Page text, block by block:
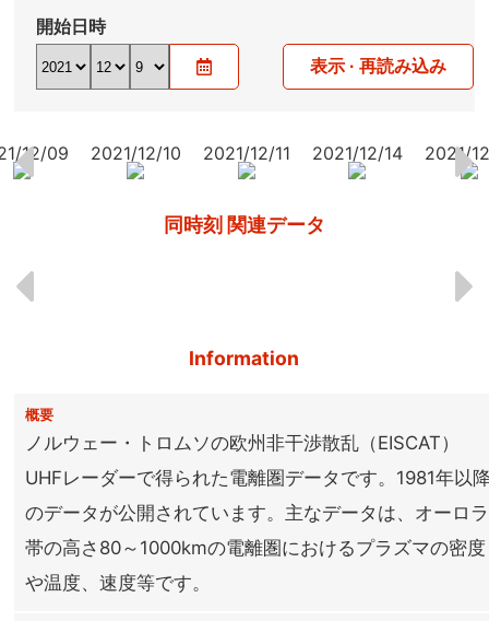
開始日時
表示 · 再読み込み
12/09 2021/12/10 2021/12/11 2021/12/14 2021/
同時刻 関連データ
Information
概要
ノルウェー・トロムソの欧州非干渉散乱（EISCAT）
UHFレーダーで得られた電離圏データです。1981年以
のデータが公開されています。主なデータは、オーロラ
帯の高さ80～1000kmの電離圏におけるプラズマの密度
や温度、速度等です。